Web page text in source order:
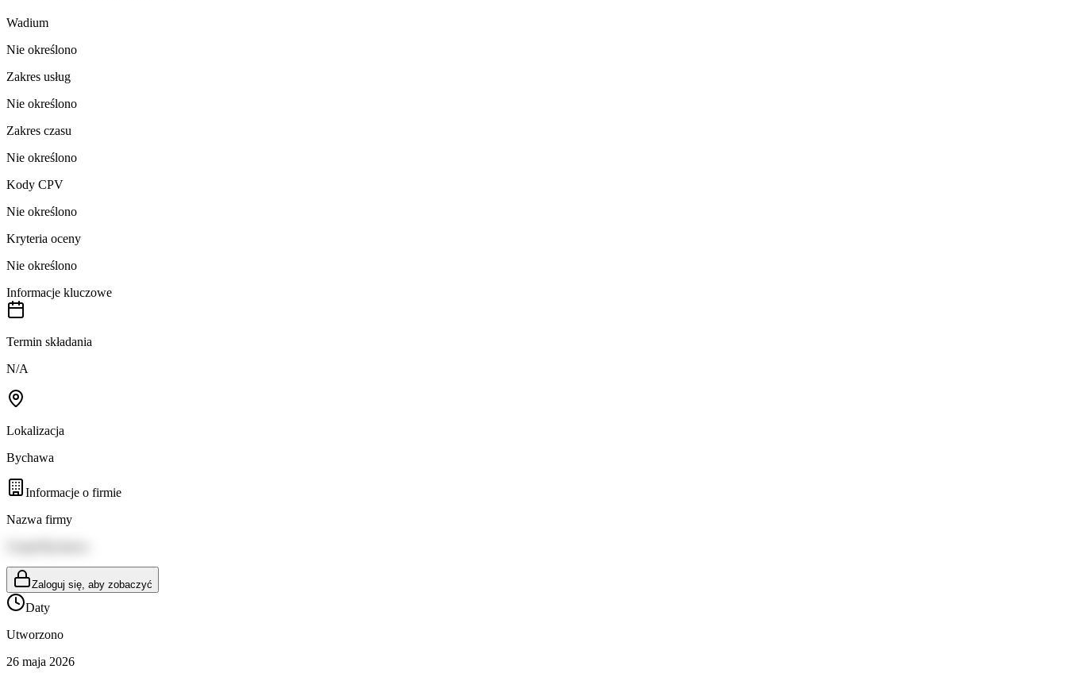
Wadium
Nie określono
Zakres usług
Nie określono
Zakres czasu
Nie określono
Kody CPV
Nie określono
Kryteria oceny
Nie określono
Informacje kluczowe
Termin składania
N/A
Lokalizacja
Bychawa
Informacje o firmie
Nazwa firmy
Zaloguj się, aby zobaczyć
Daty
Utworzono
26 maja 2026